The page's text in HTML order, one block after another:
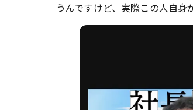
うんですけど、実際この人自